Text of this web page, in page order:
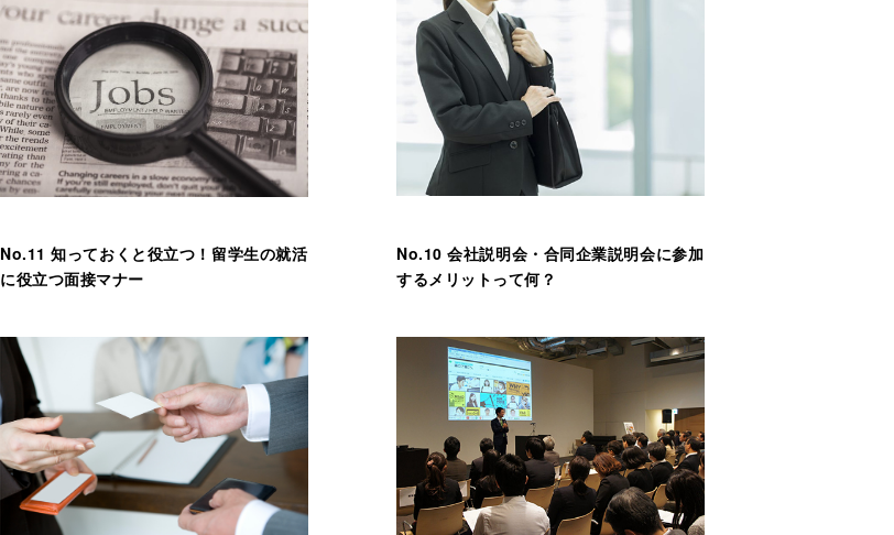
No.11 知っておくと役立つ！留学生の就活
に役立つ面接マナー
No.10 会社説明会・合同企業説明会に参加
するメリットって何？